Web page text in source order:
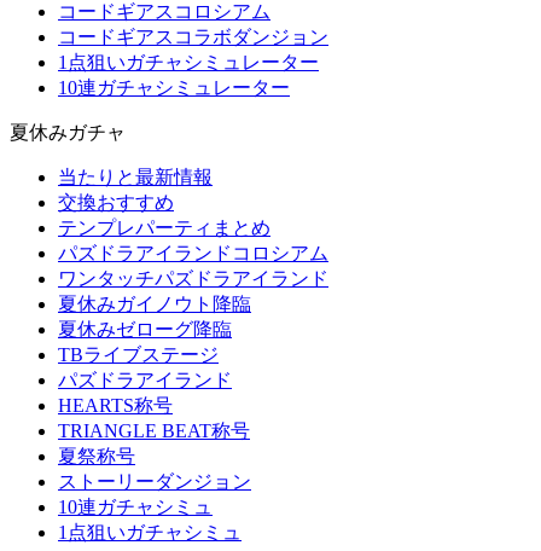
コードギアスコロシアム
コードギアスコラボダンジョン
1点狙いガチャシミュレーター
10連ガチャシミュレーター
夏休みガチャ
当たりと最新情報
交換おすすめ
テンプレパーティまとめ
パズドラアイランドコロシアム
ワンタッチパズドラアイランド
夏休みガイノウト降臨
夏休みゼローグ降臨
TBライブステージ
パズドラアイランド
HEARTS称号
TRIANGLE BEAT称号
夏祭称号
ストーリーダンジョン
10連ガチャシミュ
1点狙いガチャシミュ